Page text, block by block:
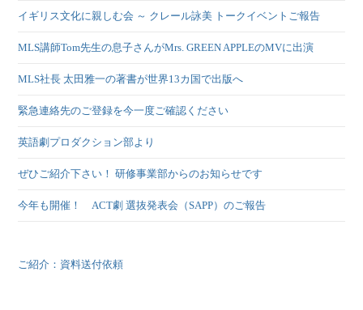
イギリス文化に親しむ会 ～ クレール詠美 トークイベントご報告
MLS講師Tom先生の息子さんがMrs. GREEN APPLEのMVに出演
MLS社長 太田雅一の著書が世界13カ国で出版へ
緊急連絡先のご登録を今一度ご確認ください
英語劇プロダクション部より
ぜひご紹介下さい！ 研修事業部からのお知らせです
今年も開催！ ACT劇 選抜発表会（SAPP）のご報告
ご紹介：資料送付依頼